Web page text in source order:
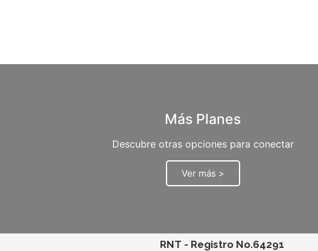
Más Planes
Descubre otras opciones para conectar
Ver más >
RNT - Registro No.64291